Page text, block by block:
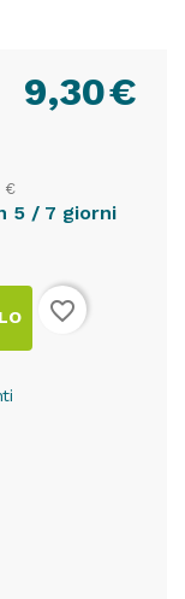
€
9,30
€
5 / 7 giorni
favorite_border